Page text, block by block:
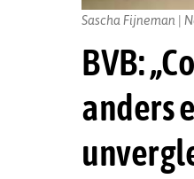
BVB:
anders
Sascha Fijneman |